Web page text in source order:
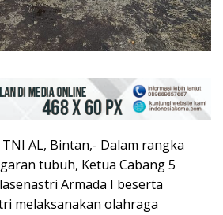
AL, Bintan,- Dalam rangka
tubuh, Ketua Cabang 5
Armada I beserta
melaksanakan olahraga